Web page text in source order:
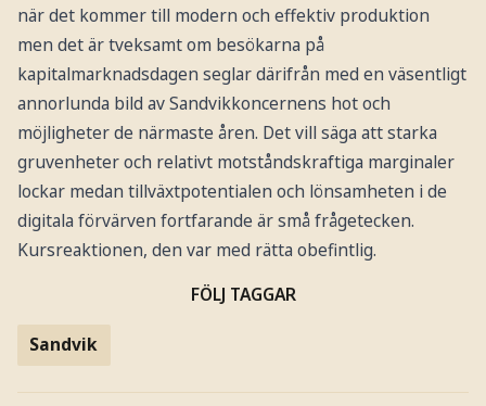
när det kommer till modern och effektiv produktion
men det är tveksamt om besökarna på
kapitalmarknadsdagen seglar därifrån med en väsentligt
annorlunda bild av Sandvikkoncernens hot och
möjligheter de närmaste åren. Det vill säga att starka
gruvenheter och relativt motståndskraftiga marginaler
lockar medan tillväxtpotentialen och lönsamheten i de
digitala förvärven fortfarande är små frågetecken.
Kursreaktionen, den var med rätta obefintlig.
FÖLJ TAGGAR
Sandvik